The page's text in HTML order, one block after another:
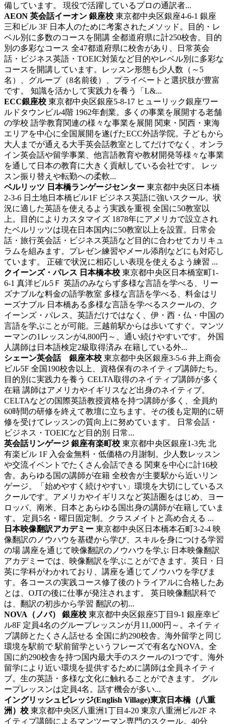
備しています。 現役で活躍しているプロの通訳者...
AEON 英会話イーオン 銀座校 東京都中央区銀座4-6-1 銀座
三和ビル 3F 日本人のために考案されたメソッド。目的・レ
ベル別に多数のコースを開講 全都道府県に計250校舎。目的
別の多彩なコース 全47都道府県に校舎があり、日常英会
話・ビジネス英語・TOEIC対策など目的やレベル別に多彩な
コースを開講しています。レッスン形態も少人数（～5
名）、グループ（8名前後）、プライベートと選択肢が豊富
です。 知識を活かして実践力を養う「L&...
ECC銀座校 東京都中央区銀座5-8-17 ヒューリック銀座ワー
ルドタウンビル4階 1962年創業。多くの事業を展開する老舗
の学校 語学教育関連の様々な事業を展開 関東・関西・東海
エリアを中心に全国展開を遂げたECC外語学院。子どもから
大人までが通える大手英会話教室としてだけでなく、オンラ
イン英会話や留学事業、他言語教育や教材開発等様々な事業
を通して日本の教育に大きく貢献している会社です。 レッ
スン振り替えや転勤への柔軟...
ベルリッツ 日本橋ランゲージセンター 東京都中央区日本橋
2-3-6 日土地日本橋ビル1F ビジネス英語に強いスクール。状
況に適した英語を使えるよう実践を重視 全国に50教室以
上。目的によりカスタマイズ 1878年にアメリカで設立され
たベルリッツは現在日本国内に50教室以上を設置。日常会
話・旅行英会話・ビジネス英語など目的に合わせてカリキュ
ラムを組みます。プレゼン練習やメール添削などにも対応し
ています。 正確で状況に相応しい表現を使えるよう練習 ...
クイーンズ・パレス 日本橋本校 東京都中央区日本橋室町1-
6-1 真洋ビル5Ｆ 英語のみならず多様な言語を学べる、リー
ズナブルな料金の語学教室 多様な言語を学べる、料金はリ
ーズナブル 日本橋ある多様な言語を学べるスクールの、ク
イーンズ・パレス。英語だけではなく、伊・西・仏・中国の
言語を学ぶことが可能。三越前駅からは歩いてすぐ。マンツ
ーマンの1レッスンが4,800円～、通い続けやすいです。 外国
人講師は日本語検定2級取得済み 在籍している外...
シェーン英会話 銀座本校 東京都中央区銀座3-5-6 井上商会
ビル5F 全国190校舎以上、資格保有のネイティブ講師たち。
目的別に実践力を養う CELTA取得のネイティブ講師が多く
在籍 講師はアメリカやイギリスなど出身のネイティブ。
CELTAなどの国際英語教授資格を持つ講師が多く、全員約
60時間の研修を終えて教壇に立ちます。その後も定期的に研
修を受けてレッスンの質向上に努めています。 日常会話・
ビジネス・TOEICなど目的別 日常...
英会話リンゲージ 銀座有楽町校 東京都中央区銀座1-3先 北
有楽ビル 1F 入会金無料・低価格の月謝制。少人数レッスン
や交流イベントでたくさん会話できる 関東を中心に計16校
舎。あらゆる国の講師が在籍 全校舎が主要駅から近いリン
ゲージ。「始めやすく続けやすい」環境を大切にしているス
クールです。アメリカやイギリスなど英語圏をはじめ、ヨー
ロッパ、南米、日本とあらゆる国出身の講師が在籍していま
す。 定員5名・曜日固定制。クラスメイトと高め合える ...
日本映像翻訳アカデミー 東京都中央区日本橋本石町3-2-4 映
像翻訳のノウハウを基礎から学び、スキルを身につける学習
の場 講座を通じて映像翻訳のノウハウを学ぶ 日本映像翻訳
アカデミーでは、映像翻訳を学ぶことができます。英日・日
英に学科がわかれており、講座を通じてノウハウを学びま
す。各コースの実践コース修了後のトライアルに合格したあ
とは、OJTの後に仕事が発注されます。 英日映像翻訳科で
は、翻訳の初歩から学習 翻訳の初...
NOVA（ノバ） 銀座校 東京都中央区銀座5丁目9-1 銀座幸ビ
ル8F 定員4名のグループレッスンが月11,000円～。ネイティ
ブ講師とたくさん話せる 全国に約290校舎。海外留学と同じ
環境を駅前で 駅前留学というフレーズで有名なNOVA。全
国に約290校舎を持つ国内最大手のスクールの1つです。海外
留学により近い環境を提供するために講師は全員ネイティ
ブ。生の英語・多様な文化に触れることができます。 グル
ープレッスンは定員4名。話す機会が多い...
イングリッシュビレッジ(English Village)東京日本橋（八重
洲）校 東京都中央区八重洲1丁目4-20 東京八重洲ビル2F ネ
イティブ講師によるマンツーマン専門のスクール。40分